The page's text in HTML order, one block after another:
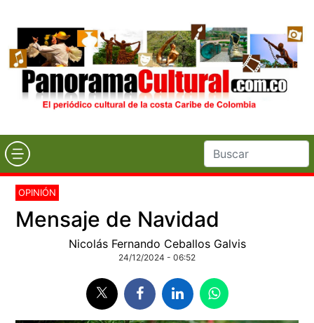
OPINIÓN
Mensaje de Navidad
Nicolás Fernando Ceballos Galvis
24/12/2024 - 06:52